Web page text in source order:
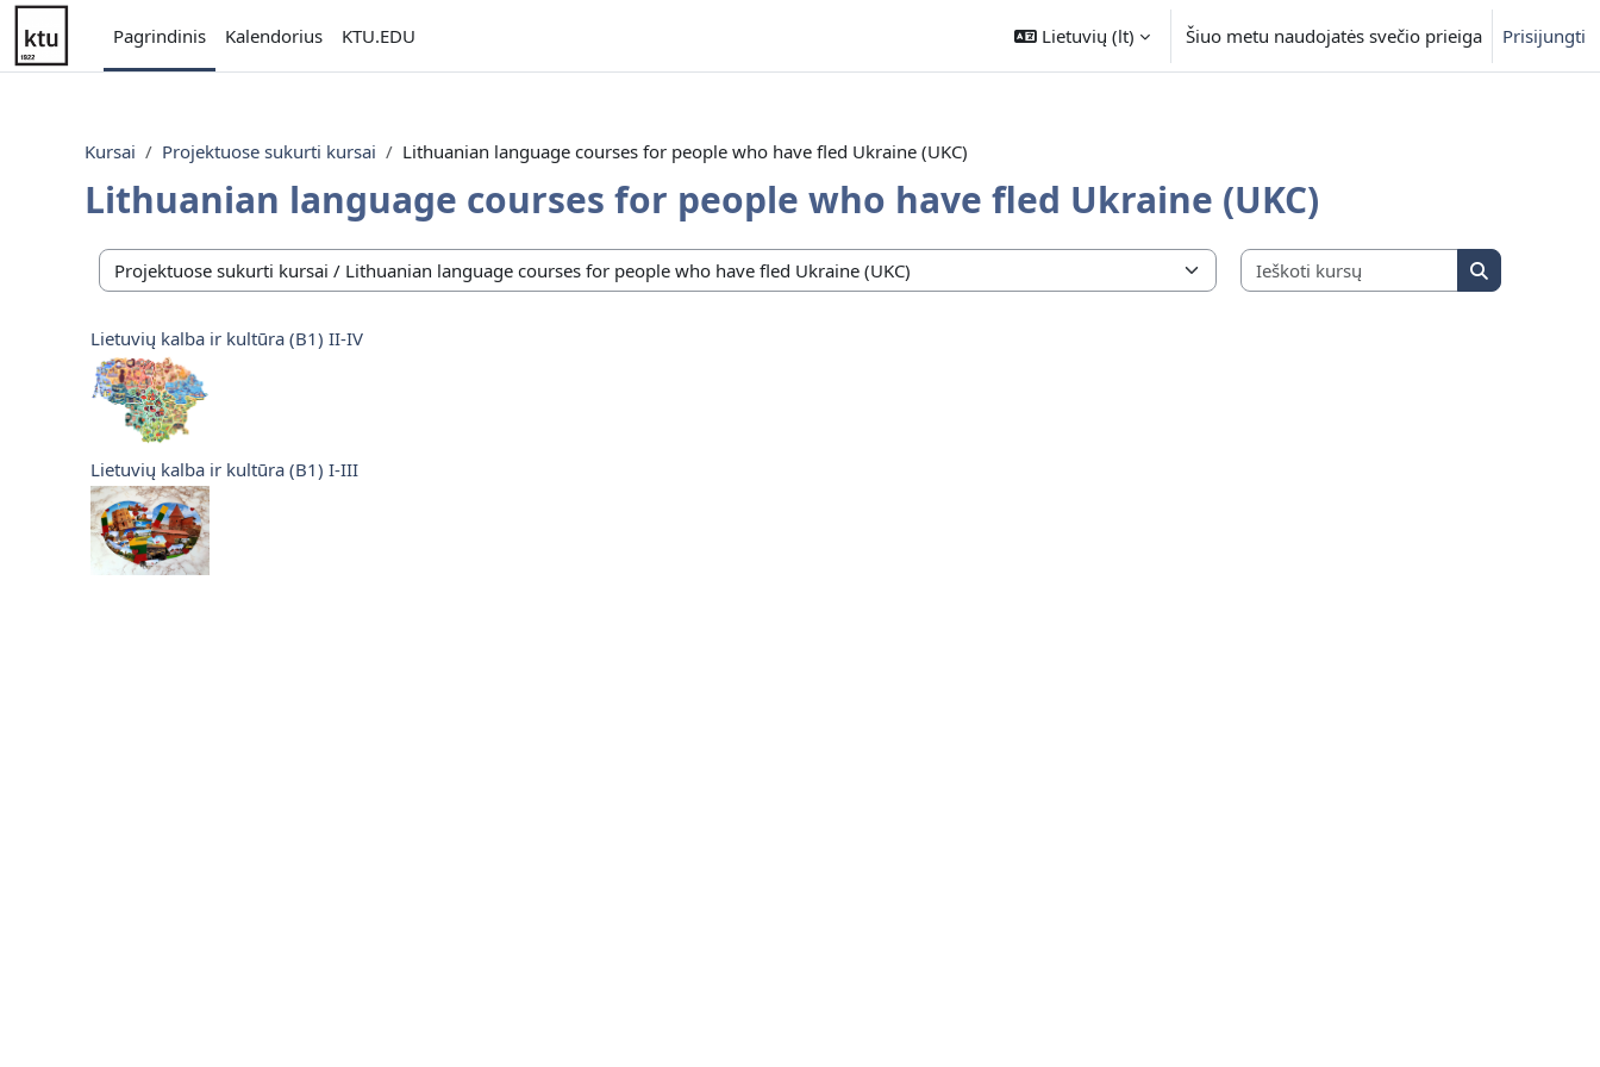
Pereiti į pagrindinį turinį
Pagrindinis
Kalendorius KTU.EDU Lietuvių ‎(lt)‎ Šiuo metu naudojatės svečio prieiga Prisijungti
Kursai Projektuose sukurti kursai Lithuanian language courses for people who have fled Ukraine (UKC)
Lithuanian language courses for people who have fled Ukraine (UKC)
Kursų kategorijos
Ieškoti kursų
Ieškoti kursų
Lietuvių kalba ir kultūra (B1) II-IV
Lietuvių kalba ir kultūra (B1) I-III